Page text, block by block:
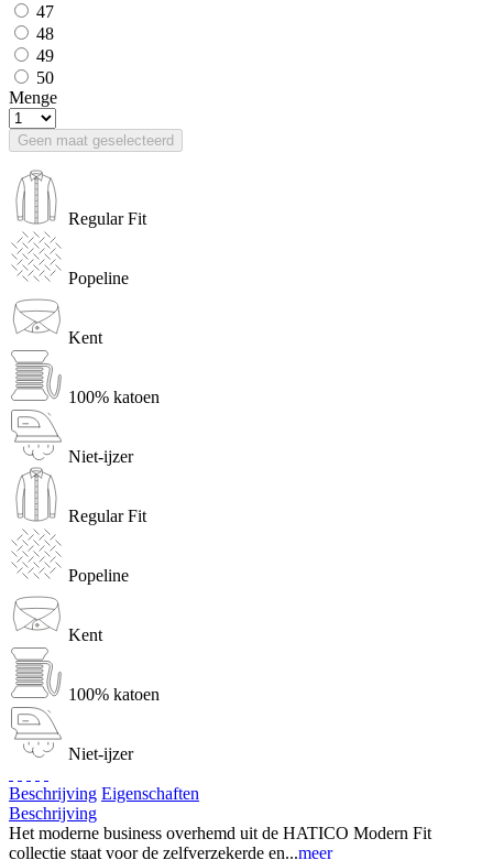
47
48
49
50
Menge
Geen maat geselecteerd
Regular Fit
Popeline
Kent
100% katoen
Niet-ijzer
Regular Fit
Popeline
Kent
100% katoen
Niet-ijzer
Beschrijving Eigenschaften
Beschrijving
Het moderne business overhemd uit de HATICO Modern Fit
collectie staat voor de zelfverzekerde en...meer